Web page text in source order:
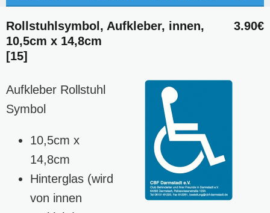
3.90€
Rollstuhlsymbol, Aufkleber, innen,
10,5cm x 14,8cm
[15]
Aufkleber Rollstuhl
Symbol
10,5cm x
14,8cm
Hinterglas (wird
von innen